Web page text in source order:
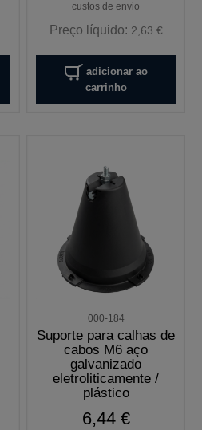
custos de envio
Preço líquido: 2,63 €
adicionar ao
carrinho
000-184
Suporte para calhas de
cabos M6 aço
galvanizado
eletroliticamente /
plástico
6,44 €